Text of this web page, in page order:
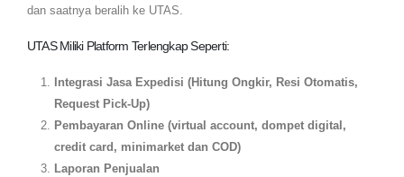
dan saatnya beralih ke UTAS.
UTAS Miliki Platform Terlengkap Seperti:
Integrasi Jasa Expedisi (Hitung Ongkir, Resi Otomatis,
Request Pick-Up)
Pembayaran Online (virtual account, dompet digital,
credit card, minimarket dan COD)
Laporan Penjualan